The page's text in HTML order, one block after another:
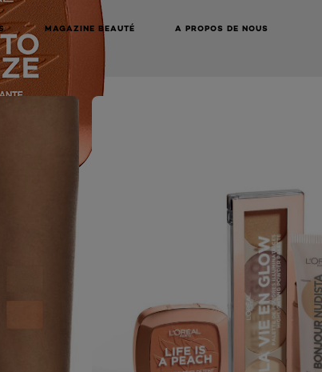
MAGAZINE BEAUTÉ A PROPOS DE NOUS